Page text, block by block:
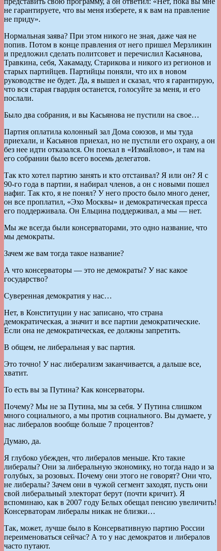
не гарантируете, что вы меня изберете, я к вам на правление
не приду».
Нормальная заява? При этом никого не зная, даже чая не
попив. Потом в конце правления от него пришел Мерзликин
и предложил сделать политсовет и перечислил Касьянова,
Травкина, себя, Хакамаду, Старикова и никого из регионов и
старых партийцев. Партийцы поняли, что их в новом
руководстве не будет. Да, я вышел и сказал, что я гарантирую,
что вся старая гвардия останется, голосуйте за меня, и его
послали.
Было два собрания, и вы Касьянова не пустили на свое…
Партия оплатила колонный зал Дома союзов, и мы туда
приехали, и Касьянов приехал, но не пустили его охрану, а он
без нее идти отказался. Он поехал в «Измайлово», и там на
его собрании было всего восемь делегатов.
Так кто хотел партию занять и кто отстаивал? Я или он? Я с
90-го года в партии, я набирал членов, а он с новыми пошел
нафиг. Так кто, я не понял? У него просто было много денег,
он все проплатил, «Эхо Москвы» и демократическая пресса
его поддерживала. Он Ельцина поддерживал, а мы — нет.
Мы же всегда были консерваторами, это одно название, что
мы демократы.
Зачем же вам тогда такое название?
А что консерваторы — это не демократы? У нас какое
государство?
Суверенная демократия у нас…
Нет, в Конституции у нас записано, что страна
демократическая, а значит и все партии демократические.
Если она не демократическая, ее должны запретить.
В общем, не либеральная у вас партия.
Это точно! У нас либерализм заканчивается, а дальше все,
хватит.
То есть вы за Путина? Как консерваторы.
Почему? Мы не за Путина, мы за себя. У Путина слишком
много социального, а мы против социального. Вы думаете, у
нас либералов вообще больше 7 процентов?
Думаю, да.
Я глубоко убежден, что либералов меньше. Кто такие
либералы? Они за либеральную экономику, но тогда надо и за
голубых, за розовых. Почему они этого не говорят? Они что,
не либералы? Зачем они в чужой сегмент заходят, пусть они
свой либеральный электорат берут (почти кричит). Я
вспоминаю, как в 2007 году Белых обещал пенсию увеличить!
Консерваторам либералы никак не близки…
Так, может, лучше было в Консервативную партию России
переименоваться сейчас? А то у нас демократов и либералов
часто путают.